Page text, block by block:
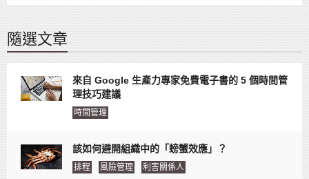
隨選文章
來自 Google 生產力專家免費電子書的 5 個時間管
理技巧建議
時間管理
該如何避開組織中的「螃蟹效應」？
排程 風險管理 利害關係人